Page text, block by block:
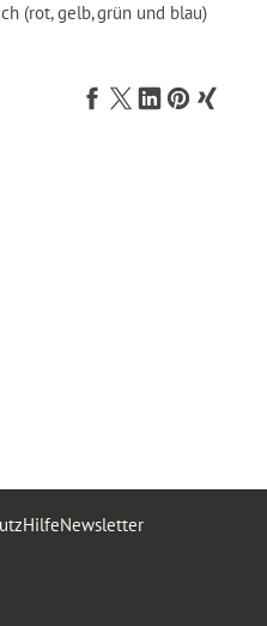
(rot, gelb, grün und blau)
HilfeNewsletter